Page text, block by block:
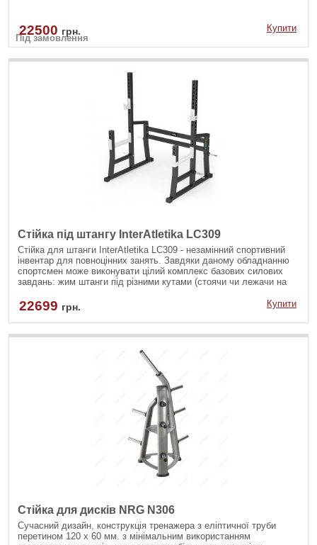
Під замовлення
22500 грн. Купити
Стійка під штангу InterAtletika LC309
Стійка для штанги InterAtletika LC309 - незамінний спортивний
інвентар для повноцінних занять. Завдяки даному обладнанню
спортсмен може виконувати цілий комплекс базових силових
завдань: жим штанги під різними кутами (стоячи чи лежачи на
22699 грн. Купити
Стійка для дисків NRG N306
Сучасний дизайн, конструкція тренажера з еліптичної труби
перетином 120 х 60 мм. з мінімальним використанням